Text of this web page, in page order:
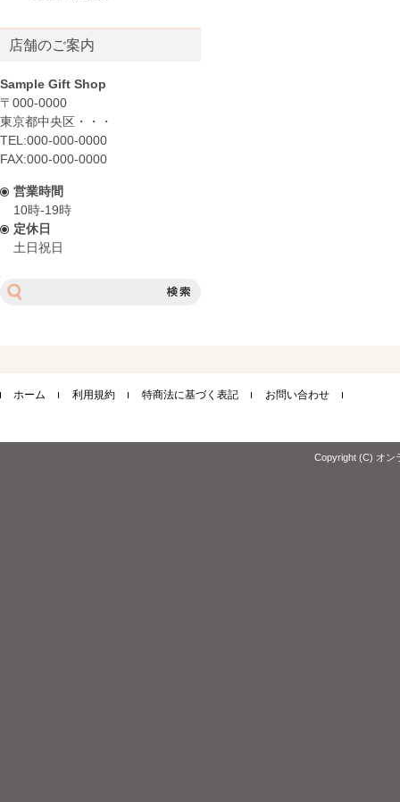
店舗のご案内
Sample Gift Shop
〒000-0000
東京都中央区・・・
TEL:000-000-0000
FAX:000-000-0000
営業時間
10時-19時
定休日
土日祝日
サ
イ
ホーム 利用規約 特商法に基づく表記 お問い合わせ
Copyright (C) オン